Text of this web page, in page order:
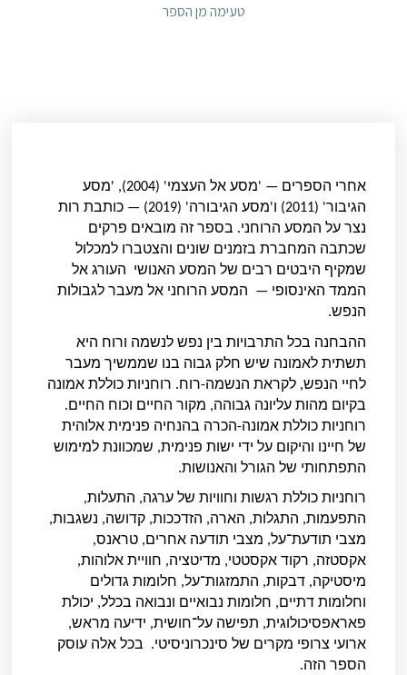
טעימה מן הספר
אחרי הספרים — 'מסע אל העצמי' (2004), 'מסע
הגיבור' (2011) ו'מסע הגיבורה' (2019) — כותבת רות
נצר על המסע הרוחני. בספר זה מובאים פרקים
שכתבה המחברת בזמנים שונים והצטברו למכלול
שמקיף היבטים רבים של המסע האנושי העורג אל
הממד האינסופי — המסע הרוחני אל מעבר לגבולות
הנפש.
ההבחנה בכל התרבויות בין נפש לנשמה ורוח היא
תשתית לאמונה שיש חלק גבוה בנו שממשיך מעבר
לחיי הנפש, לקראת הנשמה-רוח. רוחניות כוללת אמונה
בקיום מהות עליונה גבוהה, מקור החיים וכוח החיים.
רוחניות כוללת אמונה-הכרה בהנחיה פנימית אלוהית
של חיינו והיקום על ידי ישות פנימית, שמכוונת למימוש
התפתחותי של הגורל והאנושות.
רוחניות כוללת רגשות וחוויות של ערגה, התעלות,
התפעמות, התגלות, הארה, הזדככות, קדושה, נשגבות,
מצבי תודעת־על, מצבי תודעה אחרים, טראנס,
אקסטזה, רקוד אקסטטי, מדיטציה, חוויית אלוהות,
מיסטיקה, דבקות, התמזגות־על, חלומות גדולים
וחלומות דתיים, חלומות נבואיים ונבואה בכלל, יכולת
פאראפסיכולוגית, תפישה על־חושית, ידיעה מראש,
ארועי צרופי מקרים של סינכרוניסיטי. בכל אלה עוסק
הספר הזה.